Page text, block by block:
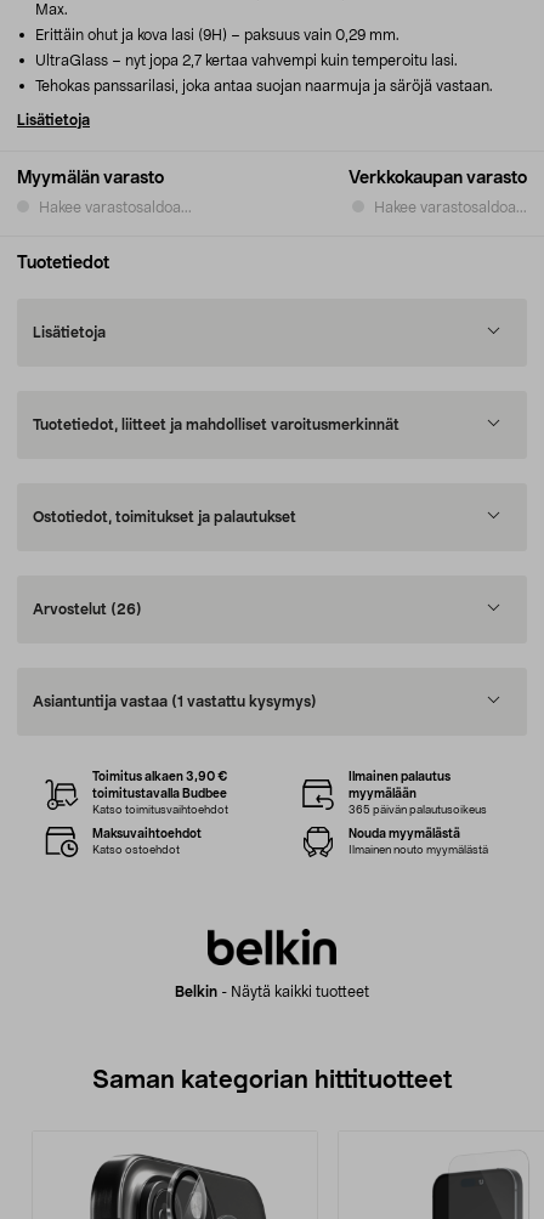
Myymälän varasto
Hakee varastosaldoa...
Verkkokaupan varasto
Hakee varastosaldoa...
Max.
Erittäin ohut ja kova lasi (9H) – paksuus vain 0,29 mm.
UltraGlass – nyt jopa 2,7 kertaa vahvempi kuin temperoitu lasi.
Tehokas panssarilasi, joka antaa suojan naarmuja ja säröjä vastaan.
Lisätietoja
Tuotetiedot
Lisätietoja
Tuotetiedot, liitteet ja mahdolliset varoitusmerkinnät
Ostotiedot, toimitukset ja palautukset
Arvostelut (26)
Asiantuntija vastaa (1 vastattu kysymys)
Belkin - Näytä kaikki tuotteet
Toimitus alkaen 3,90 €
toimitustavalla Budbee
Katso toimitusvaihtoehdot
Ilmainen palautus
myymälään
365 päivän palautusoikeus
Maksuvaihtoehdot
Katso ostoehdot
Nouda myymälästä
Ilmainen nouto myymälästä
Saman kategorian hittituotteet